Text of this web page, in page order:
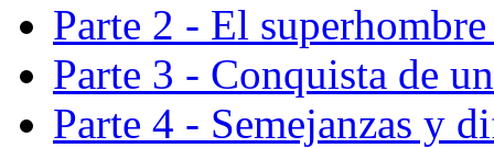
Parte 2 - El
Parte 3 - Conquista de
Parte 4 - Semejanzas y